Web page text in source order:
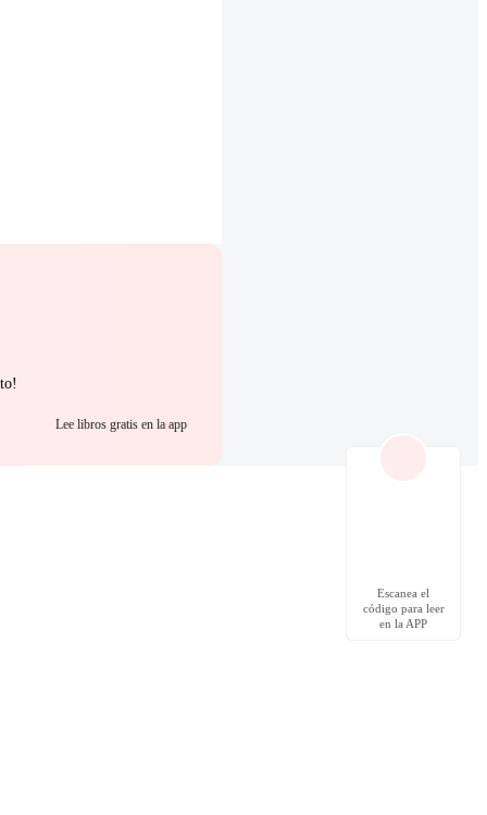
Lee libros gratis en la app
Escanea el
código para leer
en la APP